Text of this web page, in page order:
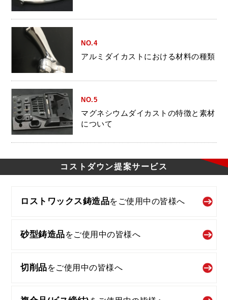
NO.4
アルミダイカストにおける材料の種類
NO.5
マグネシウムダイカストの特徴と素材
について
コストダウン提案サービス
ロストワックス鋳造品を ご使用中の皆様へ
砂型鋳造品をご使用中の皆様へ
切削品をご使用中の皆様へ